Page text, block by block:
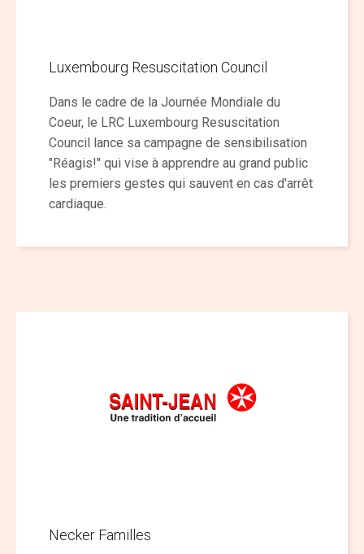
Luxembourg Resuscitation Council
Dans le cadre de la Journée Mondiale du
Coeur, le LRC Luxembourg Resuscitation
Council lance sa campagne de sensibilisation
"Réagis!" qui vise à apprendre au grand public
les premiers gestes qui sauvent en cas d'arrêt
cardiaque.
Necker Familles